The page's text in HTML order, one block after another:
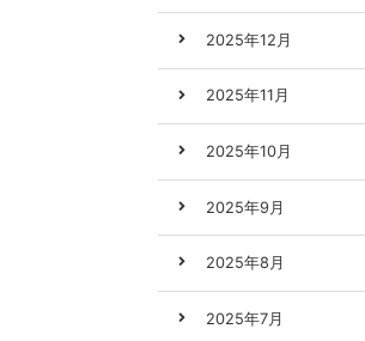
2025年12月
2025年11月
2025年10月
2025年9月
2025年8月
2025年7月